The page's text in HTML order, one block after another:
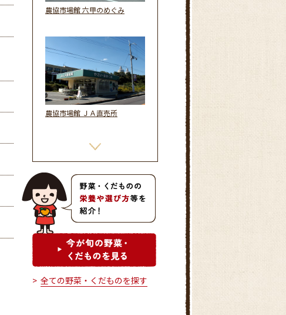
農協市場館 六甲のめぐみ
農協市場館 ＪＡ直売所
農協市場館 マルシェ六甲
全ての野菜・くだものを探す